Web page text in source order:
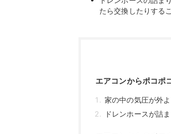
たら交換したりする
エアコンからポコポ
家の中の気圧が外
ドレンホースが詰